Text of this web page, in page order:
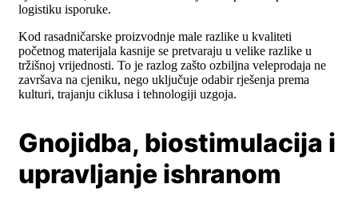
logistiku isporuke.
Kod rasadničarske proizvodnje male razlike u kvaliteti
početnog materijala kasnije se pretvaraju u velike razlike u
tržišnoj vrijednosti. To je razlog zašto ozbiljna veleprodaja ne
završava na cjeniku, nego uključuje odabir rješenja prema
kulturi, trajanju ciklusa i tehnologiji uzgoja.
Gnojidba, biostimulacija i
upravljanje ishranom